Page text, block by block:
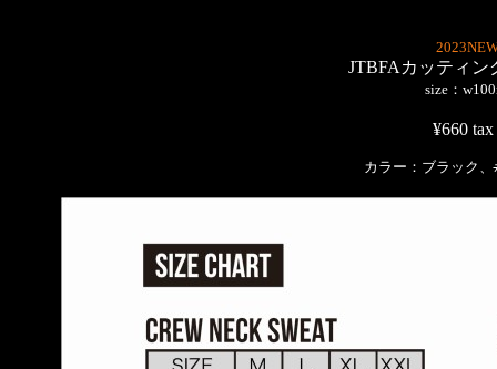
JTBFAカッティン
size：
¥660
カラー：ブラック、